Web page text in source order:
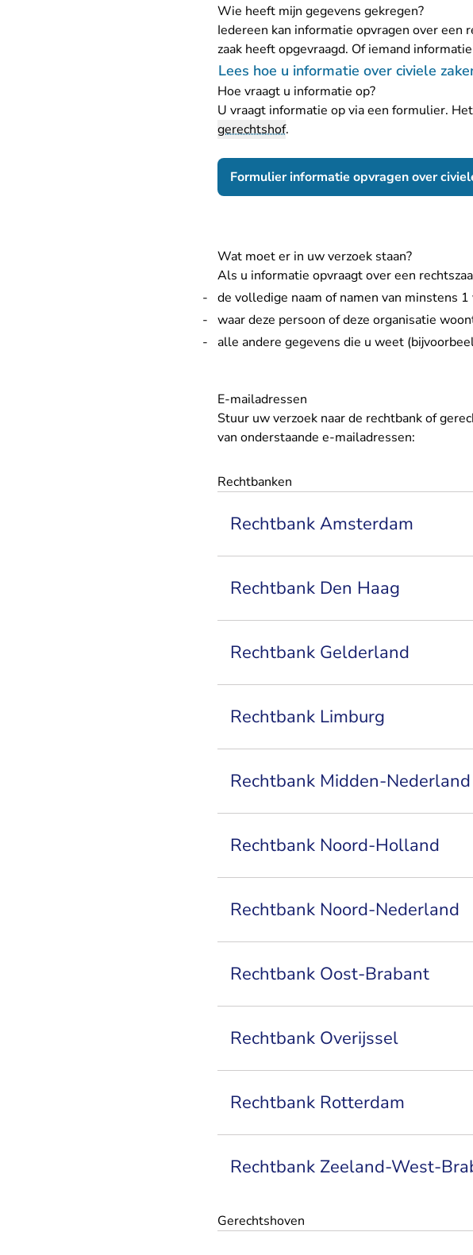
Wie heeft mijn gegevens gekregen?
Iedereen kan informatie opvragen over een
zaak heeft opgevraagd. Of iemand
Lees hoe u informatie over civiele
Hoe vraagt u informatie op?
U vraagt informatie op via een formulier.
gerechtshof.
Formulier informatie opvragen over
Wat moet er in uw verzoek staan?
Als u informatie opvraagt over een
de volledige naam of namen van minstens
waar deze persoon of deze organisatie
alle andere gegevens die u weet
E-mailadressen
Stuur uw verzoek naar de rechtbank of
van onderstaande e-mailadressen:
Rechtbanken
Rechtbank Amsterdam
Rechtbank Den Haag
Rechtbank Gelderland
Rechtbank Limburg
Rechtbank Midden-Nederland
Rechtbank Noord-Holland
Rechtbank Noord-Nederland
Rechtbank Oost-Brabant
Rechtbank Overijssel
Rechtbank Rotterdam
Rechtbank Zeeland-West-
Gerechtshoven